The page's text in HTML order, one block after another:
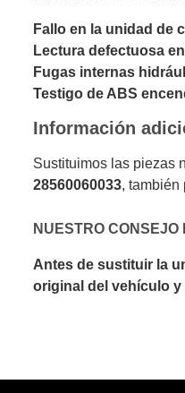
Fallo en la unidad de
Lectura defectuosa
Fugas internas
Testigo de ABS
Información
Sustituimos las piezas
28560060033, también
NUESTRO
Antes de sustituir la
original del vehículo